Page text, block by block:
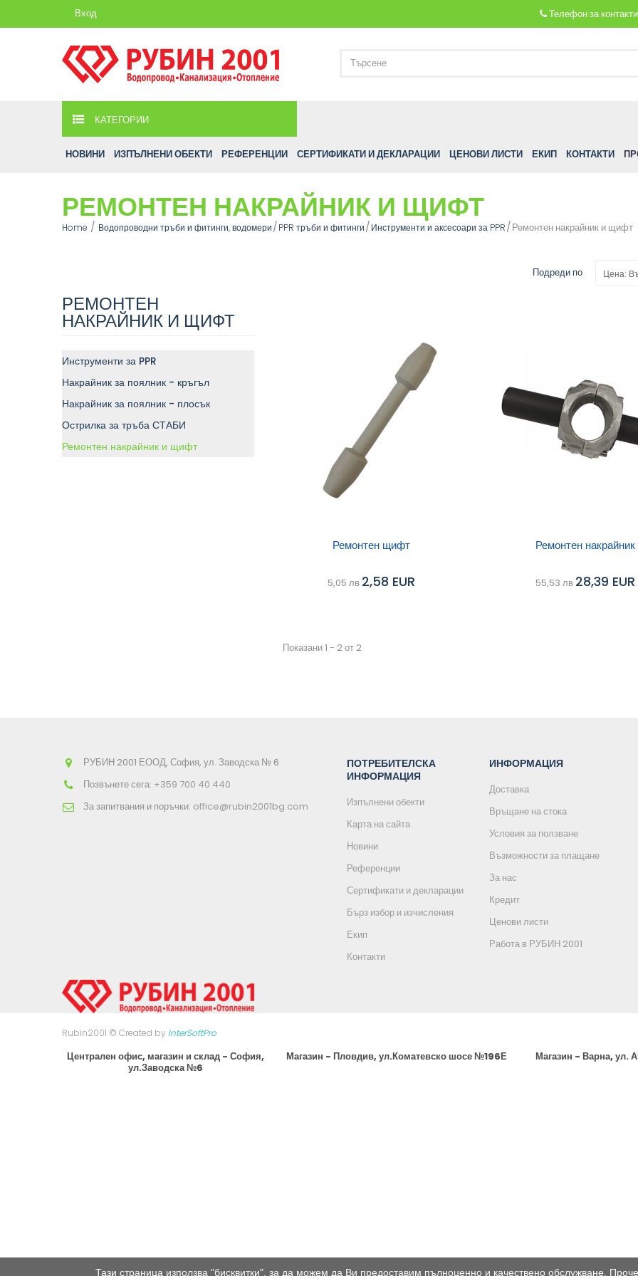
Телефон за контакти
Вход
КАТЕГОРИИ
НОВИНИ ИЗПЪЛНЕНИ ОБЕКТИ РЕФЕРЕНЦИИ СЕРТИФИКАТИ И ДЕКЛАРАЦИИ ЦЕНОВИ ЛИСТИ ЕКИП КОНТАКТИ
РЕМОНТЕН НАКРАЙНИК И ЩИФТ
Home Водопроводни тръби и фитинги, водомери PPR тръби и фитинги Инструменти и аксесоари за PPR Ремонтен накрайник и щифт
РЕМОНТЕН
НАКРАЙНИК И ЩИФТ
Инструменти за PPR
Накрайник за поялник - кръгъл
Накрайник за поялник - плосък
Острилка за тръба СТАБИ
Ремонтен накрайник и щифт
Подреди по Цена:
Добави вРемонтен щифт
5,05 лв 2,58 EUR
Добави в
Ремонтен накрайник
55,53 лв 28,39 EUR
Показани 1 - 2 от 2
РУБИН 2001 ЕООД, София, ул. Заводска № 6
Позвънете сега: +359 700 40 440
За запитвания и поръчки: office@rubin2001bg.com
ПОТРЕБИТЕЛСКА
ИНФОРМАЦИЯ
Изпълнени обекти
Карта на сайта
Новини
Референции
Сертификати и декларации
Бърз избор и изчисления
Екип
Контакти
ИНФОРМАЦИЯ
Доставка
Връщане на стока
Условия за ползване
Възможности за плащане
За нас
Кредит
Ценови листи
Работа в РУБИН 2001
Тази страница използва "бисквитки", за да можем да Ви предоставим пълноценно и качествено обслужване.
Rubin2001 © Created by InterSoftPro
Централен офис, магазин и склад - София,
ул.Заводска №6
Магазин - Пловдив, ул.Коматевско шосе №196Е Магазин - Варна, ул.